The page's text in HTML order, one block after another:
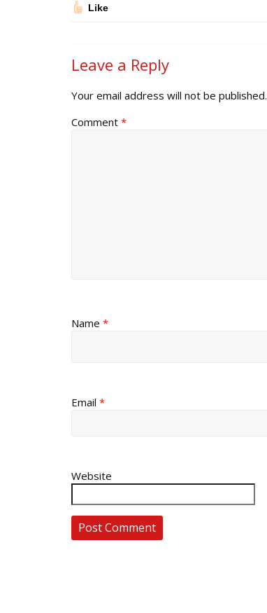
Like
Leave a Reply
Your email address will not be published.
Comment *
Name *
Email *
Website